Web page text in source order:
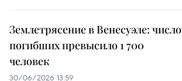
Землетрясение в Венесуэле: число
погибших превысило 1 700
человек
30/06/2026 13:59